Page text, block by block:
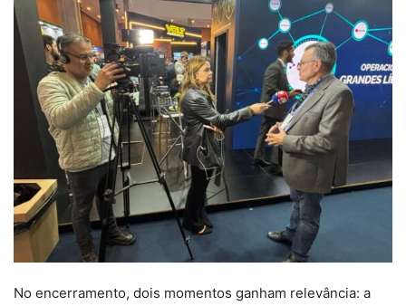
No encerramento, dois momentos ganham relevância: a